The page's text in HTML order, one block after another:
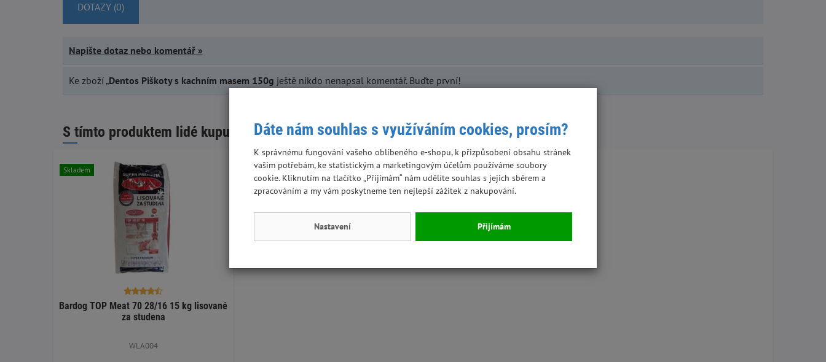
DOTAZY (0)
Napište dotaz nebo komentář »
Ke zboží „Dentos Piškoty s kachním masem 150g ještě nikdo nenapsal komentář. Buďte první!
S tímto produktem lidé kupují:
Bardog TOP Meat 70 28/16 15 kg lisované
za studena
WLA004
Skladem
Dáte nám souhlas s využíváním cookies, prosím?
K správnému fungování vašeho oblíbeného e-shopu, k přizpůsobení obsahu stránek
vašim potřebám, ke statistickým a marketingovým účelům používáme soubory
cookie. Kliknutím na tlačítko „Přijímám“ nám udělíte souhlas s jejich sběrem a
zpracováním a my vám poskytneme ten nejlepší zážitek z nakupování.
Nastavení Přijímám